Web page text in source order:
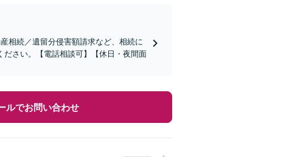
相続／遺留分侵害額請求など、相続に
さい。【電話相談可】【休日・夜間面
ルでお問い合わせ